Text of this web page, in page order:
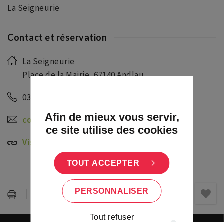
La Seigneurie
Contact et réservation
La Seigneurie
Place de la Mairie, 67140 Andlau
03 88 08 65 24
contact@laseigneurie.alsace
Visiter le site
Partager :
Afin de mieux vous servir,
ce site utilise des cookies
TOUT ACCEPTER
PERSONNALISER
Tout refuser